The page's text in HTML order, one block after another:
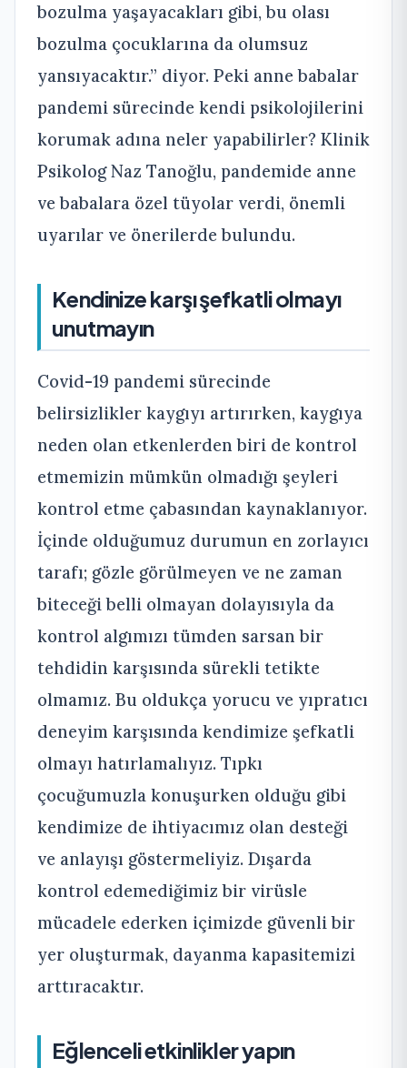
bozulma yaşayacakları gibi, bu olası
bozulma çocuklarına da olumsuz
yansıyacaktır.” diyor. Peki anne babalar
pandemi sürecinde kendi psikolojilerini
korumak adına neler yapabilirler? Klinik
Psikolog Naz Tanoğlu, pandemide anne
ve babalara özel tüyolar verdi, önemli
uyarılar ve önerilerde bulundu.
Kendinize karşı şefkatli olmayı
unutmayın
Covid-19 pandemi sürecinde
belirsizlikler kaygıyı artırırken, kaygıya
neden olan etkenlerden biri de kontrol
etmemizin mümkün olmadığı şeyleri
kontrol etme çabasından kaynaklanıyor.
İçinde olduğumuz durumun en zorlayıcı
tarafı; gözle görülmeyen ve ne zaman
biteceği belli olmayan dolayısıyla da
kontrol algımızı tümden sarsan bir
tehdidin karşısında sürekli tetikte
olmamız. Bu oldukça yorucu ve yıpratıcı
deneyim karşısında kendimize şefkatli
olmayı hatırlamalıyız. Tıpkı
çocuğumuzla konuşurken olduğu gibi
kendimize de ihtiyacımız olan desteği
ve anlayışı göstermeliyiz. Dışarda
kontrol edemediğimiz bir virüsle
mücadele ederken içimizde güvenli bir
yer oluşturmak, dayanma kapasitemizi
arttıracaktır.
Eğlenceli etkinlikler yapın